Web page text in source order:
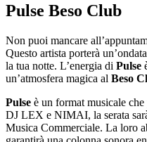
Pulse Beso Club
Non puoi mancare
Questo artista porterà
la tua notte. L’energia di Pulse
un’atmosfera magica al Beso
Pulse è un format musicale
DJ LEX e NIMAI, la serata
Musica Commerciale. La loro